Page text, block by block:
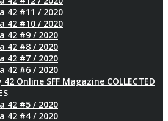
42 #11 / 2020
42 #10 / 2020
42 #9 / 2020
42 #8 / 2020
42 #7 / 2020
42 #6 / 2020
42 Online SFF Magazine COLLECTED
42 #5 / 2020
42 #4 / 2020